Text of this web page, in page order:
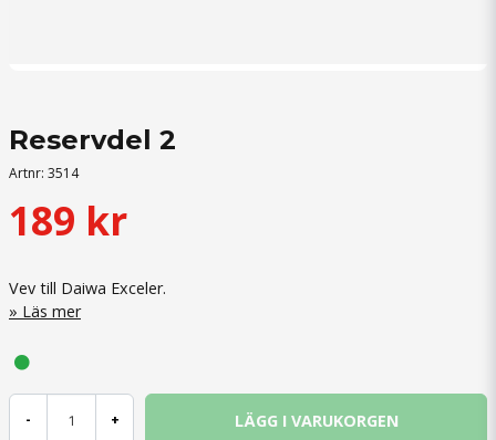
Reservdel 2
Artnr: 3514
189 kr
Vev till Daiwa Exceler.
Läs mer
- + LÄGG I VARUKORGEN